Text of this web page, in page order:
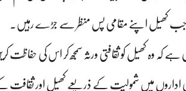
کھیل اپنے مقامی پس منظر سے جڑے رہیں۔
وہ کھیل کو ثقافتی ورثہ سمجھ کر اس کی حفاظت
تعلیمی اداروں میں شمولیت کے ذریعے کھیل اور